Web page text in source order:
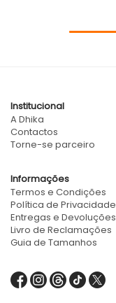
Institucional
A Dhika
Contactos
Torne-se parceiro
Informações
Termos e Condições
Política de Privacidade
Entregas e Devoluções
Livro de Reclamações
Guia de Tamanhos